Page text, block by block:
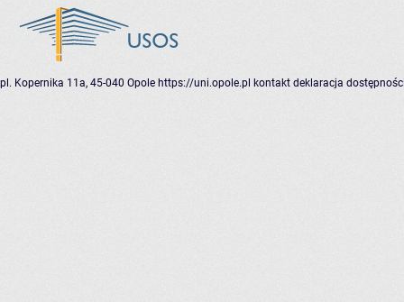
pl. Kopernika 11a, 45-040 Opole https://uni.opole.pl kontakt deklaracja